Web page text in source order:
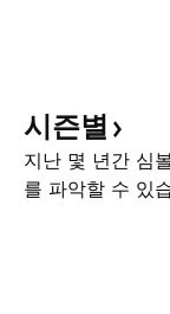
시즌별
지난 몇 년간 심
를 파악할 수 있